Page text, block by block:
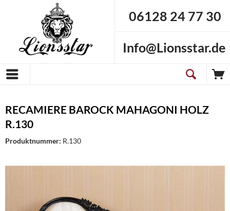
06128 24 77 30
Info@Lionsstar.de
RECAMIERE BAROCK MAHAGONI HOLZ
R.130
Produktnummer: R.130